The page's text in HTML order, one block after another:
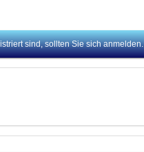
sind, sollten Sie sich anmelden.